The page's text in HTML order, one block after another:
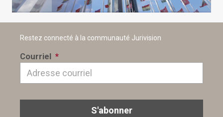
Restez connecté à la communauté Jurivision
Courriel *